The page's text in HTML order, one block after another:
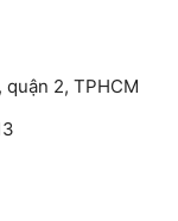
quận 2, TPHCM